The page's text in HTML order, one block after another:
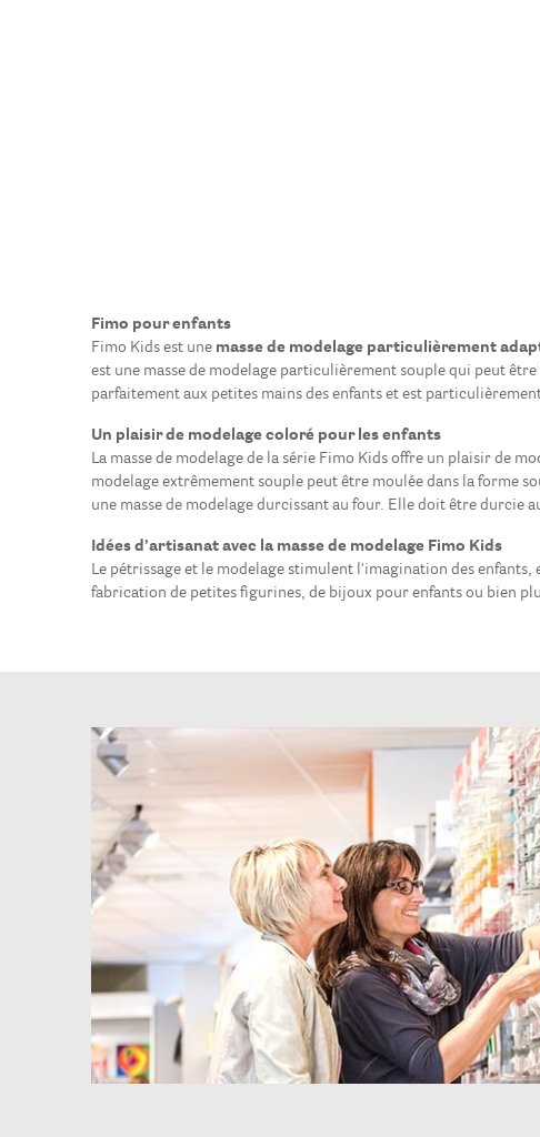
Fimo pour enfants
Fimo Kids est une masse de modelage particulièrement
est une masse de modelage particulièrement souple qui peut
parfaitement aux petites mains des enfants et est
Un plaisir de modelage coloré pour les enfants
La masse de modelage de la série Fimo Kids offre un plaisir de
modelage extrêmement souple peut être moulée dans la forme
une masse de modelage durcissant au four. Elle doit être durcie
Idées d’artisanat avec la masse de modelage Fimo Kids
Le pétrissage et le modelage stimulent l'imagination des
fabrication de petites figurines, de bijoux pour enfants ou bien